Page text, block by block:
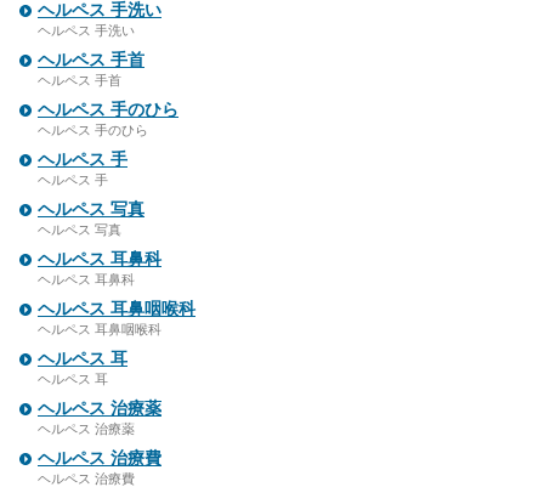
ヘルペス 手洗い
ヘルペス 手洗い
ヘルペス 手首
ヘルペス 手首
ヘルペス 手のひら
ヘルペス 手のひら
ヘルペス 手
ヘルペス 手
ヘルペス 写真
ヘルペス 写真
ヘルペス 耳鼻科
ヘルペス 耳鼻科
ヘルペス 耳鼻咽喉科
ヘルペス 耳鼻咽喉科
ヘルペス 耳
ヘルペス 耳
ヘルペス 治療薬
ヘルペス 治療薬
ヘルペス 治療費
ヘルペス 治療費